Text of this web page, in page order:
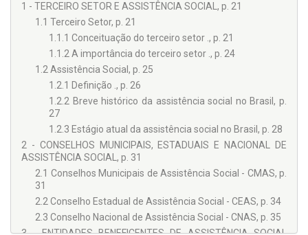
1 - TERCEIRO SETOR E ASSISTÊNCIA SOCIAL, p. 21
1.1 Terceiro Setor, p. 21
1.1.1 Conceituação do terceiro setor ., p. 21
1.1.2 A importância do terceiro setor ., p. 24
1.2 Assistência Social, p. 25
1.2.1 Definição ., p. 26
1.2.2 Breve histórico da assistência social no Brasil, p.
27
1.2.3 Estágio atual da assistência social no Brasil, p. 28
2 - CONSELHOS MUNICIPAIS, ESTADUAIS E NACIONAL DE
ASSISTÊNCIA SOCIAL, p. 31
2.1 Conselhos Municipais de Assistência Social - CMAS, p.
31
2.2 Conselho Estadual de Assistência Social - CEAS, p. 34
2.3 Conselho Nacional de Assistência Social - CNAS, p. 35